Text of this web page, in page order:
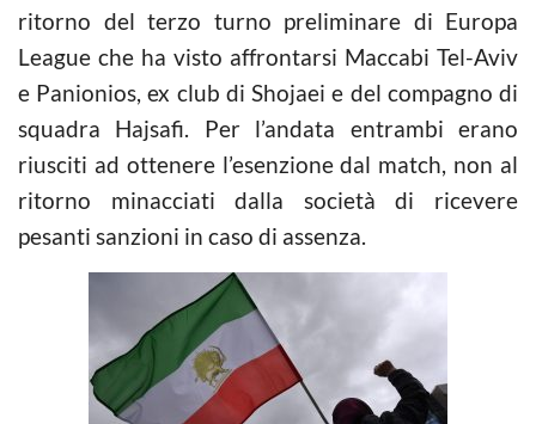
ritorno del terzo turno preliminare di Europa
League che ha visto affrontarsi Maccabi Tel-Aviv
e Panionios, ex club di Shojaei e del compagno di
squadra Hajsafi. Per l’andata entrambi erano
riusciti ad ottenere l’esenzione dal match, non al
ritorno minacciati dalla società di ricevere
pesanti sanzioni in caso di assenza.